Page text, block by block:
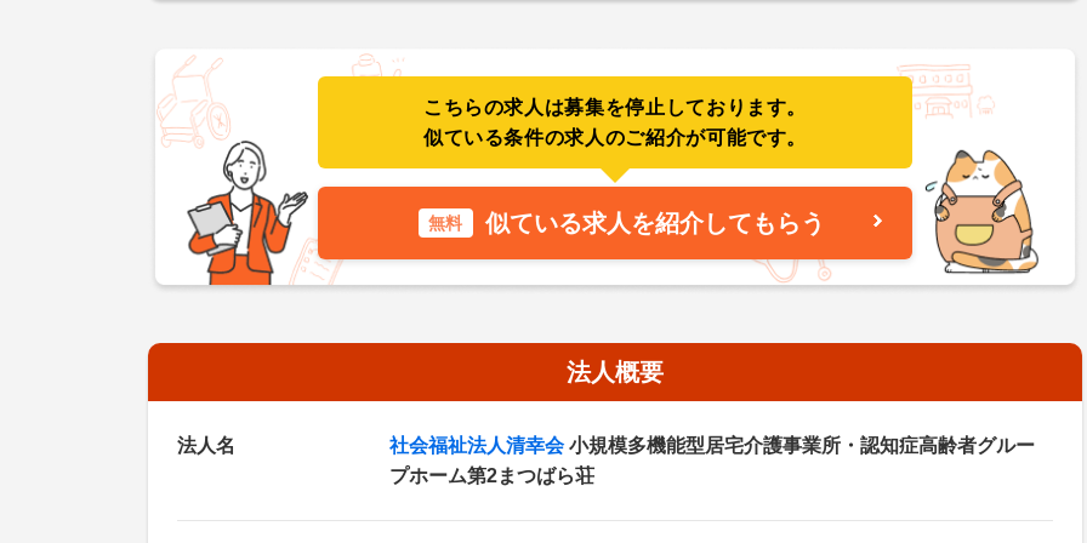
こちらの求人は募集を停止しております。
似ている条件の求人のご紹介が可能です。
無料 似ている求人を紹介してもらう
法人概要
法人名 社会福祉法人清幸会小規模多機能型居宅介護事業所・認知症高齢者グルー
プホーム第2まつばら荘